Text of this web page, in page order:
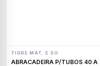
TIGRE MAT. E SO
ABRACADEIRA P/TUBOS 40 A